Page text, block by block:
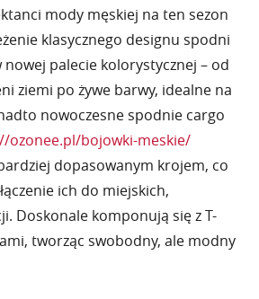
mody męskiej na ten sezon
klasycznego designu spodni
palecie kolorystycznej – od
ziemi po żywe barwy, idealne na
nowoczesne spodnie cargo
ozonee.pl/bojowki-meskie/
dopasowanym krojem, co
ich do miejskich,
Doskonale komponują się z T-
tworząc swobodny, ale modny